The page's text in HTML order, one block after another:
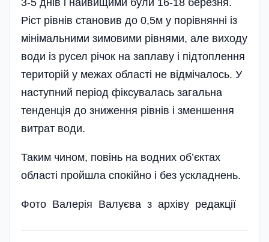
Ріст рівнів становив до 0,5м у порівнянні із
мінімальними зимовими рівнями, але виходу
води із русел річок на заплаву і підтоплення
територій у межах області не відмічалось. У
наступний період фіксувалась загальна
тенденція до зниження рівнів і зменшення
витрат води.
Таким чином, повінь на водних об’єктах
області пройшла спокійно і без ускладнень.
Фото Валерія Валуєва з архіву редакції